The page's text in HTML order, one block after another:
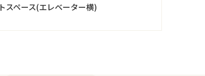
スペース(エレベーター横)